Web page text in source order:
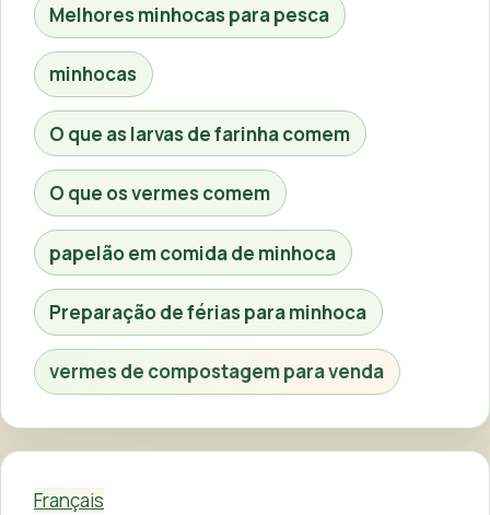
Melhores minhocas para pesca
minhocas
O que as larvas de farinha comem
O que os vermes comem
papelão em comida de minhoca
Preparação de férias para minhoca
vermes de compostagem para venda
Français